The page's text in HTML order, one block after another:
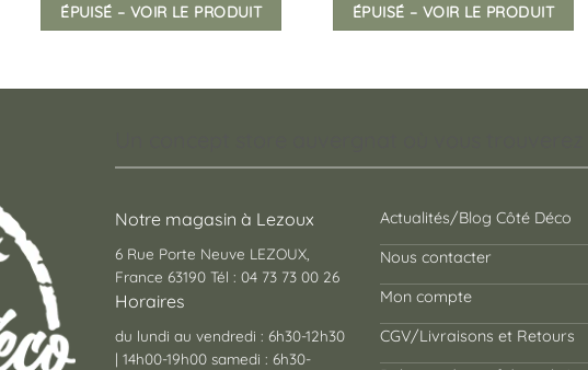
ÉPUISÉ – VOIR LE PRODUIT ÉPUISÉ – VOIR LE PRODUIT
Notre magasin à Lezoux
6 Rue Porte Neuve LEZOUX,
France 63190 Tél : 04 73 73 00 26
Horaires
du lundi au vendredi : 6h30-12h30
| 14h00-19h00 samedi : 6h30-
Actualités/Blog Côté Déco
Nous contacter
Mon compte
CGV/Livraisons et Retours